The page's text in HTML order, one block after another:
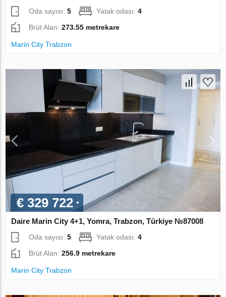
Oda sayısı:5 Yatak odası:4
Brüt Alan:273.55 metrekare
Marin City Trabzon
€ 329 722
Daire Marin City 4+1, Yomra, Trabzon, Türkiye №87008
Oda sayısı:5 Yatak odası:4
Brüt Alan:256.9 metrekare
Marin City Trabzon